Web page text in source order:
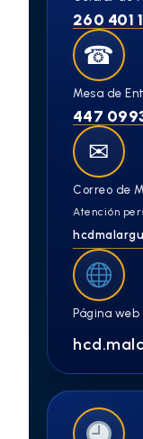
260 401
☎
Mesa de
447
✉
Correo de
Atención
Página web